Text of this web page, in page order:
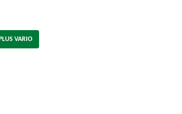
verfügbar.)
VARIO